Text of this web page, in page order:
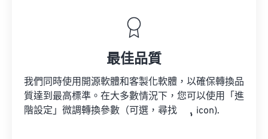
最佳品質
我們同時使用開源軟體和客製化軟體，以確保轉換品
質達到最高標準。在大多數情況下，您可以使用「進
階設定」微調轉換參數（可選，尋找
icon).